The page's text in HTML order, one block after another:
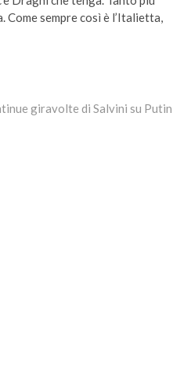
Come sempre così è l’Italietta,
giravolte di Salvini su Putin